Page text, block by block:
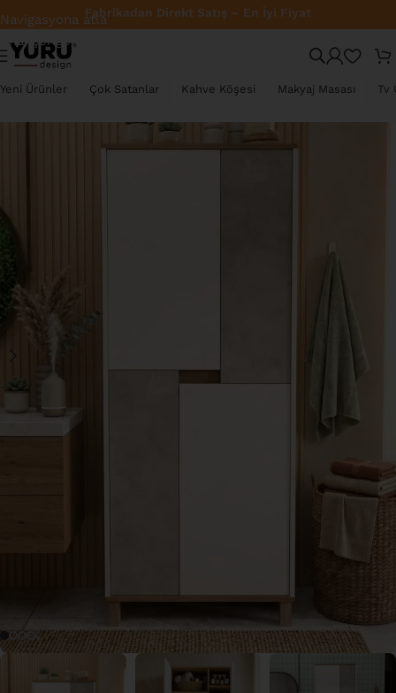
Navigasyona atla
Ana içeriğe atla
Fabrikadan Direkt Satış – En İyi Fiyat
Yeni Ürünler Çok Satanlar Kahve Köşesi Makyaj Masası Tv